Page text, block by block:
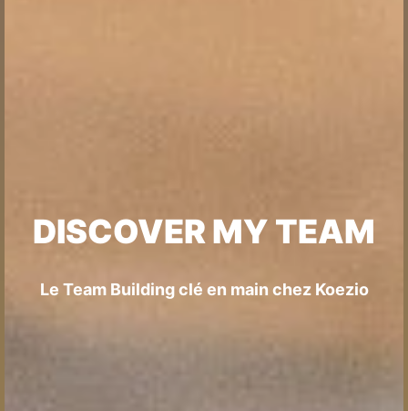
DISCOVER MY TEAM
Le Team Building clé en main chez Koezio